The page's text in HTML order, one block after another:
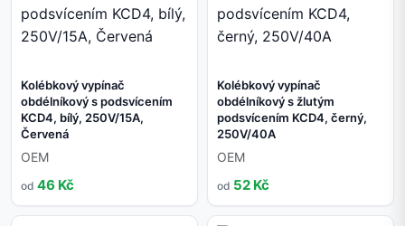
Kolébkový vypínač
obdélníkový s podsvícením
KCD4, bílý, 250V/15A,
Červená
OEM
od 46 Kč
Kolébkový vypínač
obdélníkový s žlutým
podsvícením KCD4, černý,
250V/40A
OEM
od 52 Kč